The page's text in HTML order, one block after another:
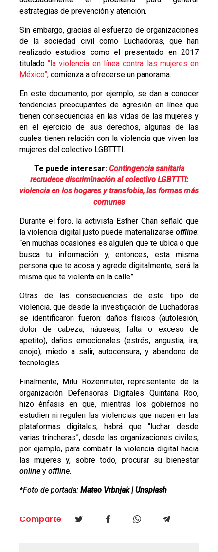
estrategias de prevención y atención.
Sin embargo, gracias al esfuerzo de organizaciones
de la sociedad civil como Luchadoras, que han
realizado estudios como el presentado en 2017
titulado“la violencia en línea contra las mujeres en
México”, comienza a ofrecerse un panorama.
En este documento, por ejemplo, se dan a conocer
tendencias preocupantes de agresión en línea que
tienen consecuencias en las vidas de las mujeres y
en el ejercicio de sus derechos, algunas de las
cuales tienen relación con la violencia que viven las
mujeres del colectivo LGBTTTI.
Te puede interesar: Contingencia sanitaria
recrudece discriminación al colectivo LGBTTTI:
violencia en los hogares y transfobia, las formas más
comunes
Durante el foro, la activista Esther Chan señaló que
la violencia digital justo puede materializarseoffline:
“en muchas ocasiones es alguien que te ubica o que
busca tu información y, entonces, esta misma
persona que te acosa y agrede digitalmente, será la
misma que te violenta en la calle”.
Otras de las consecuencias de este tipo de
violencia, que desde la investigación de Luchadoras
se identificaron fueron: daños físicos (autolesión,
dolor de cabeza, náuseas, falta o exceso de
apetito), daños emocionales (estrés, angustia, ira,
enojo), miedo a salir, autocensura, y abandono de
tecnologías.
Finalmente, Mitu Rozenmuter, representante de la
organización Defensoras Digitales Quintana Roo,
hizo énfasis en que, mientras los gobiernos no
estudien ni regulen las violencias que nacen en las
plataformas digitales, habrá que “luchar desde
varias trincheras”, desde las organizaciones civiles,
por ejemplo, para combatir la violencia digital hacia
las mujeres y, sobre todo, procurar su bienestar
onliney offline.
*Foto de portada: Mateo Vrbnjak | Unsplash
Comparte